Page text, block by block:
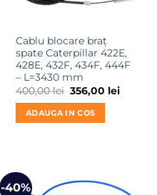
Cablu blocare braț
spate Caterpillar 422E,
428E, 432F, 434F, 444F
– L=3430 mm
400,00lei Prețul
inițial
a
fost:
400,00 lei.
356,00 leiPrețul
ADAUGA IN COS
-40%